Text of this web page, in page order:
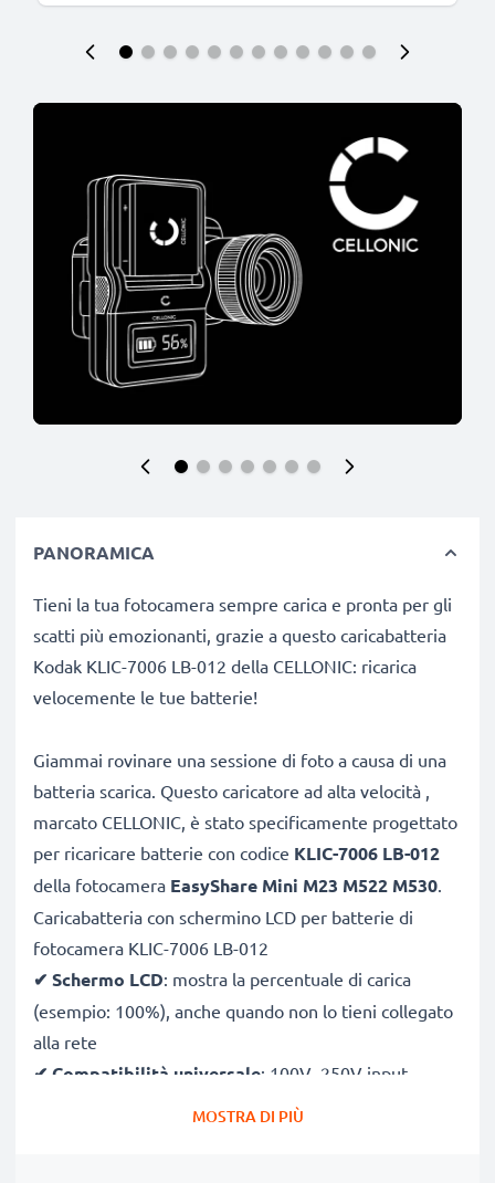
PANORAMICA
Tieni la tua fotocamera sempre carica e pronta per gli
scatti più emozionanti, grazie a questo caricabatteria
Kodak KLIC-7006 LB-012 della CELLONIC: ricarica
velocemente le tue batterie!
Giammai rovinare una sessione di foto a causa di una
batteria scarica. Questo caricatore ad alta velocità ,
marcato CELLONIC, è stato specificamente progettato
per ricaricare batterie con codice KLIC-7006 LB-012
della fotocamera EasyShare Mini M23 M522 M530.
Caricabatteria con schermino LCD per batterie di
fotocamera KLIC-7006 LB-012
✔ Schermo LCD: mostra la percentuale di carica
(esempio: 100%), anche quando non lo tieni collegato
alla rete
✔ Compatibilità universale: 100V–250V input
flessibile, utilizzabile ovunque, in Italia, Europa o fuori
MOSTRA DI PIÙ